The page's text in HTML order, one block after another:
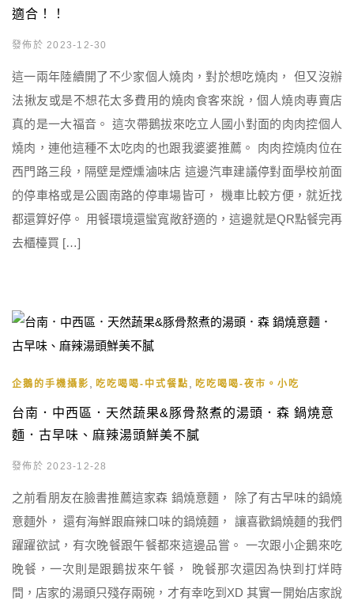
適合！！
發佈於 2023-12-30
這一兩年陸續開了不少家個人燒肉，對於想吃燒肉， 但又沒辦
法揪友或是不想花太多費用的燒肉食客來說，個人燒肉專賣店
真的是一大福音。 這次帶鵝拔來吃立人國小對面的肉肉控個人
燒肉，連他這種不太吃肉的也跟我婆婆推薦。 肉肉控燒肉位在
西門路三段，隔壁是煙燻滷味店 這邊汽車建議停對面學校前面
的停車格或是公園南路的停車場皆可， 機車比較方便，就近找
都還算好停。 用餐環境還蠻寬敞舒適的，這邊就是QR點餐完再
去櫃檯買 […]
企鵝的手機攝影 吃吃喝喝-中式餐點 吃吃喝喝-夜市。小吃
台南．中西區．天然蔬果&豚骨熬煮的湯頭．森 鍋燒意
麵．古早味、麻辣湯頭鮮美不膩
發佈於 2023-12-28
之前看朋友在臉書推薦這家森 鍋燒意麵， 除了有古早味的鍋燒
意麵外， 還有海鮮跟麻辣口味的鍋燒麵， 讓喜歡鍋燒麵的我們
躍躍欲試，有次晚餐跟午餐都來這邊品嘗。 一次跟小企鵝來吃
晚餐，一次則是跟鵝拔來午餐， 晚餐那次還因為快到打烊時
間，店家的湯頭只殘存兩碗，才有幸吃到XD 其實一開始店家說